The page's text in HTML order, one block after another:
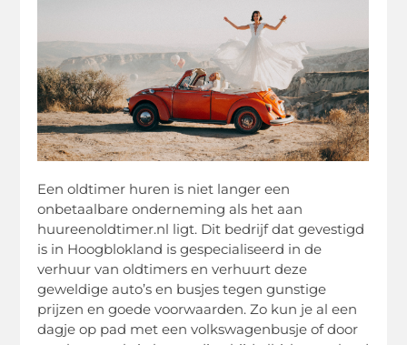
Een oldtimer huren is niet langer een
onbetaalbare onderneming als het aan
huureenoldtimer.nl ligt. Dit bedrijf dat gevestigd
is in Hoogblokland is gespecialiseerd in de
verhuur van oldtimers en verhuurt deze
geweldige auto’s en busjes tegen gunstige
prijzen en goede voorwaarden. Zo kun je al een
dagje op pad met een volkswagenbusje of door